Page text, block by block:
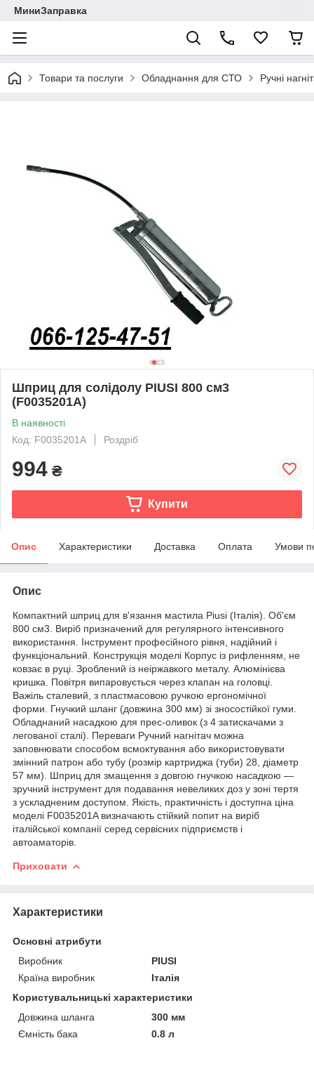
МиниЗаправка
Товари та послуги Обладнання для СТО Ручні
Шприц для солідолу PIUSI 800 см3
(F0035201A)
В наявності
Код: F0035201A
Роздріб
994 ₴
Купити
Опис Характеристики Доставка Оплата Умови
Опис
Компактний шприц для в'язання мастила Piusi (Італія). Об'єм
800 см3. Виріб призначений для регулярного інтенсивного
використання. Інструмент професійного рівня, надійний і
функціональний. Конструкція моделі Корпус із рифленням, не
ковзає в руці. Зроблений із неіржавкого металу. Алюмінієва
кришка. Повітря випаровується через клапан на головці.
Важіль сталевий, з пластмасовою ручкою ергономічної
форми. Гнучкий шланг (довжина 300 мм) зі зносостійкої гуми.
Обладнаний насадкою для прес-оливок (з 4 затискачами з
легованої сталі). Переваги Ручний нагнітач можна
заповнювати способом всмоктування або використовувати
змінний патрон або тубу (розмір картриджа (туби) 28, діаметр
57 мм). Шприц для змащення з довгою гнучкою насадкою —
зручний інструмент для подавання невеликих доз у зоні тертя
з ускладненим доступом. Якість, практичність і доступна ціна
моделі F0035201A визначають стійкий попит на виріб
італійської компанії серед сервісних підприємств і
автоаматорів.
Приховати
Характеристики
Основні атрибути
Виробник
PIUSI
Країна виробник
Італія
Користувальницькі характеристики
Довжина шланга
300 мм
Ємність бака
0.8 л